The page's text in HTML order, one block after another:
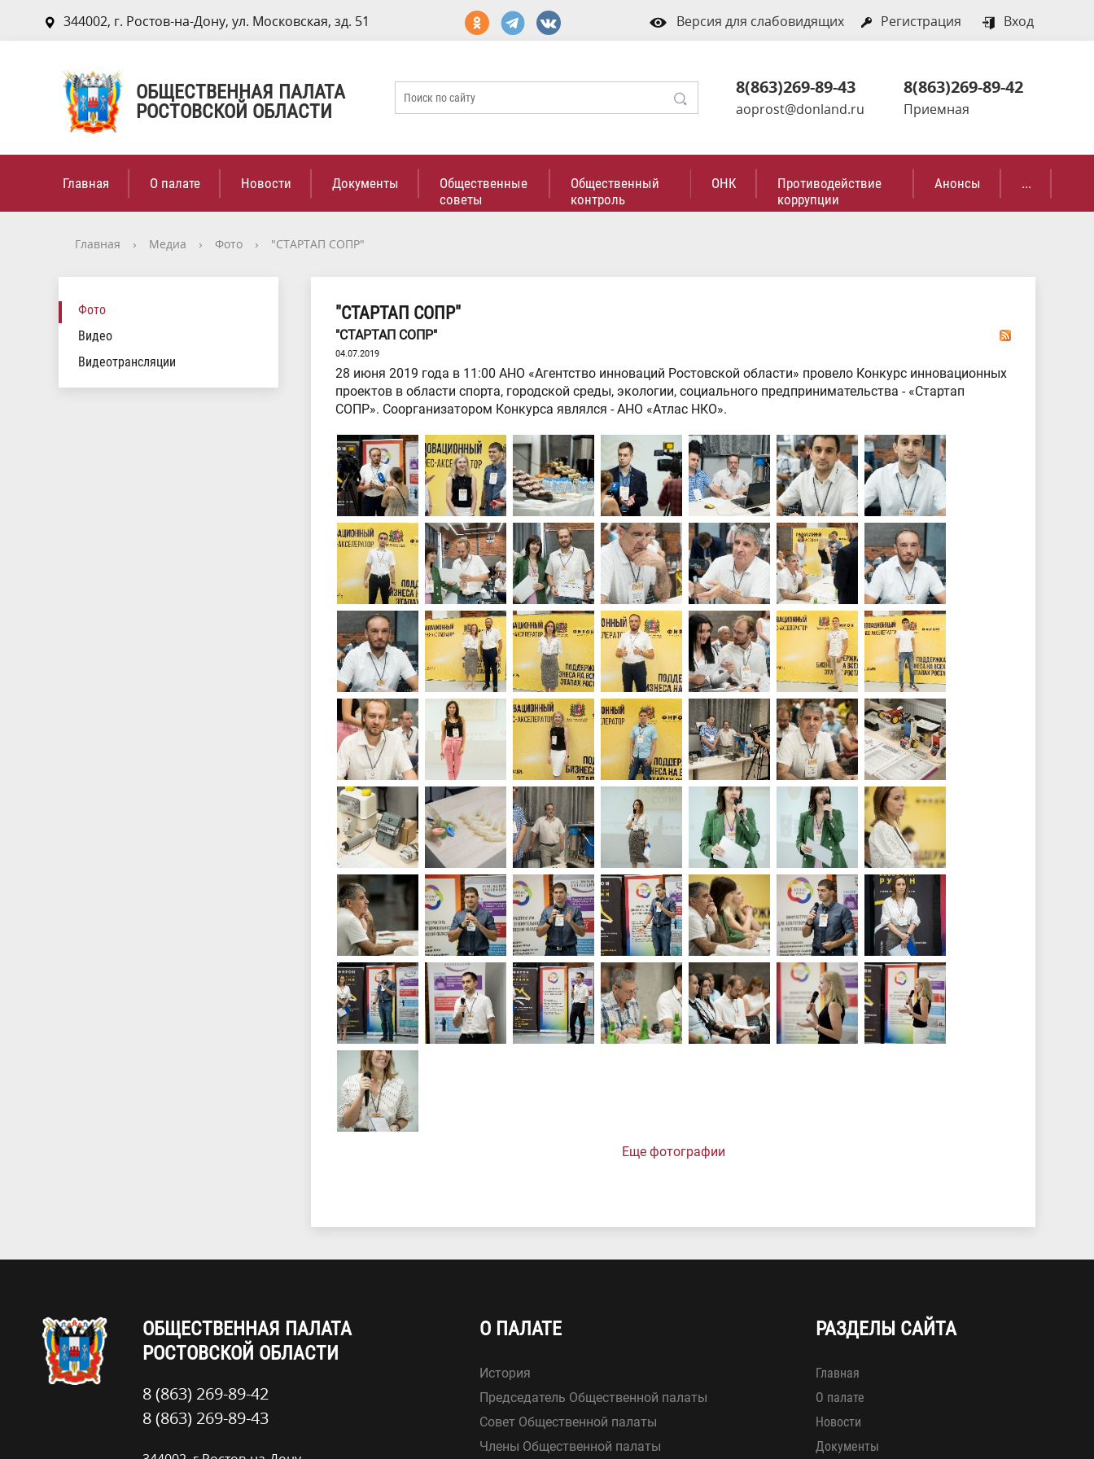
344002, г. Ростов-на-Дону, ул. Московская, зд. 51 Версия для слабовидящих Регистрация Вход
ОБЩЕСТВЕННАЯ ПАЛАТА
РОСТОВСКОЙ ОБЛАСТИ
8(863)269-89-43
aoprost@donland.ru
8(863)269-89-42
Приемная
Главная О палате Новости Документы
Общественные
советы
Общественный
контроль
ОНК
Противодействие
коррупции
Анонсы ...
Главная › Медиа › Фото › "СТАРТАП СОПР"
Фото
Видео
Видеотрансляции
"СТАРТАП СОПР"
"СТАРТАП СОПР"
04.07.2019
28 июня 2019 года в 11:00 АНО «Агентство инноваций Ростовской области» провело Конкурс инновационных
проектов в области спорта, городской среды, экологии, социального предпринимательства - «Стартап
СОПР». Соорганизатором Конкурса являлся - АНО «Атлас НКО».
Еще фотографии
ОБЩЕСТВЕННАЯ ПАЛАТА
РОСТОВСКОЙ ОБЛАСТИ
8 (863) 269-89-42
8 (863) 269-89-43
О ПАЛАТЕ
История
Председатель Общественной палаты
Совет Общественной палаты
Члены Общественной палаты
РАЗДЕЛЫ САЙТА
Главная
О палате
Новости
Документы